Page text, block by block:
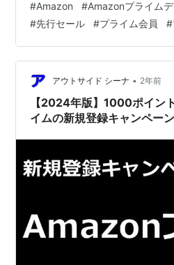
もらえる 参加方法 Amazonプラ
中 プライム会員登録＆2,000円
トもらえる 参加方法 1.リンク
員登録する www.amazon.co.jp
30日以…
#Amazon #Amazonプライム
#先行セール #プライム会員 #
アウトサイド シーナ • 2年前
【2024年版】1000ポイン
イムの新規登録キャンペー